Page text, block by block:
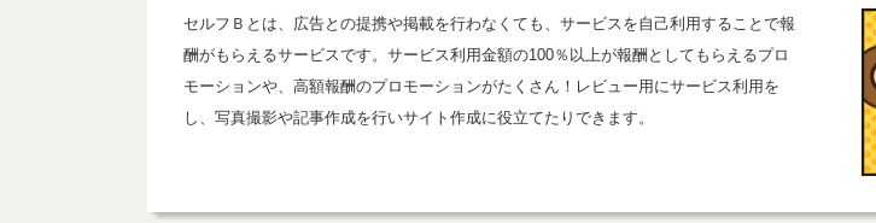
セルフＢとは、広告との提携や掲載を行わなくても、サービスを自己利用することで報
酬がもらえるサービスです。サービス利用金額の100％以上が報酬としてもらえるプロ
モーションや、高額報酬のプロモーションがたくさん！レビュー用にサービス利用を
し、写真撮影や記事作成を行いサイト作成に役立てたりできます。